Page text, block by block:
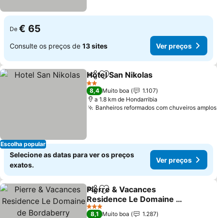
De € 65
Consulte os preços de 13 sites Ver preços
Escolha popular
PartilharAdicionar aos favoritos
Hotel San Nikolas
2 Estrelas
8,4 Muito boa
1.107
a 1.8 km de Hondarribia
Banheiros reformados com chuveiros amplos
Selecione as datas para ver os preços
exatos.
Ver preços
PartilharAdicionar aos favoritos
Pierre & Vacances
Residence Le Domaine de
Bordaberry
3 Estrelas
8,1 Muito boa
1.287